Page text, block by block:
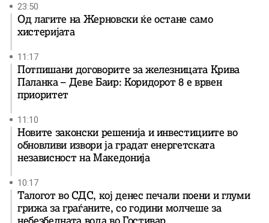
23:50
Од лагите на Жерновски ќе остане само
хистеријата
11:17
Потпишани договорите за железницата Крива
Паланка – Деве Баир: Коридорот 8 е врвен
приоритет
11:10
Новите законски решенија и инвестициите во
обновливи извори ја градат енергетската
независност на Македонија
10:17
Талогот во СДС, кој денес печали поени и глуми
грижа за граѓаните, со години молчеше за